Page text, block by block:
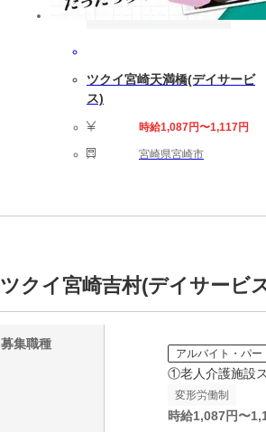
ツクイ宮崎天満橋(デイサービ
ス)
時給1,087円〜1,117円
宮崎県宮崎市
ツクイ宮崎吉村(デイサービ
募集職種
アルバイト・パー
①老人介護施設
変形労働制
時給1,087円〜